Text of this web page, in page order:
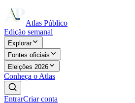
Atlas Público
Edição semanal
Explorar
Fontes oficiais
Eleições 2026
Conheça o Atlas
EntrarCriar conta